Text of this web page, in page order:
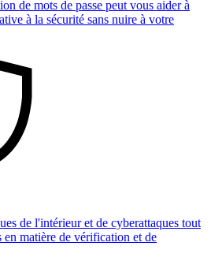
de mots de passe peut vous aider à
à la sécurité sans nuire à votre
de l'intérieur et de cyberattaques tout
en matière de vérification et de